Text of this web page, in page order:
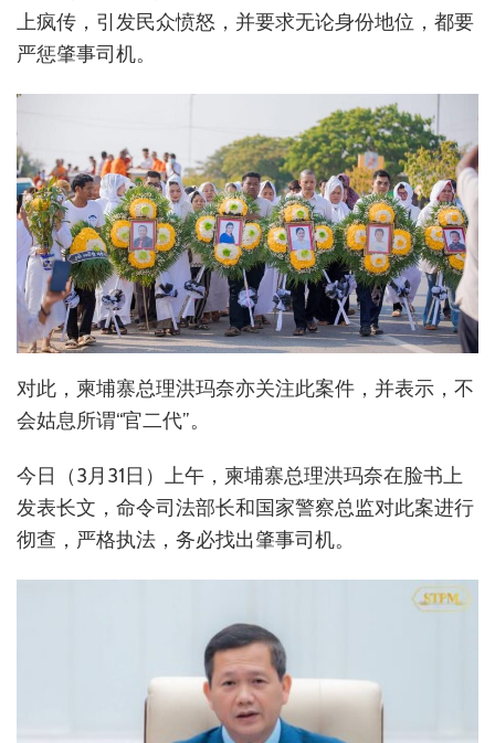
上疯传，引发民众愤怒，并要求无论身份地位，都要
严惩肇事司机。
对此，柬埔寨总理洪玛奈亦关注此案件，并表示，不
会姑息所谓“官二代”。
今日（3月31日）上午，柬埔寨总理洪玛奈在脸书上
发表长文，命令司法部长和国家警察总监对此案进行
彻查，严格执法，务必找出肇事司机。